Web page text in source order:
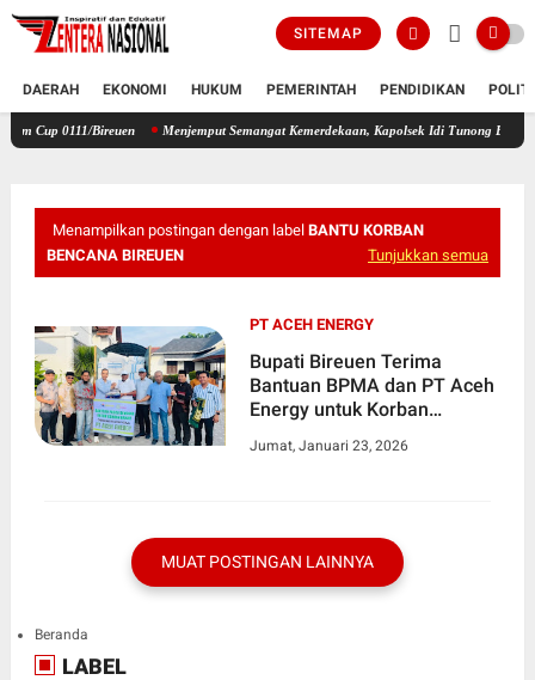
SITEMAP
DAERAH EKONOMI HUKUM PEMERINTAH PENDIDIKAN
Bireuen Menjemput Semangat Kemerdekaan, Kapolsek Idi Tunong Bagikan Bendera
Menampilkan postingan dengan label BANTU KORBAN
BENCANA BIREUEN
Tunjukkan semua
PT ACEH ENERGY
Bupati Bireuen Terima
Bantuan BPMA dan PT Aceh
Energy untuk Korban
Ramadhan
Jumat, Januari 23, 2026
MUAT POSTINGAN LAINNYA
Beranda
LABEL